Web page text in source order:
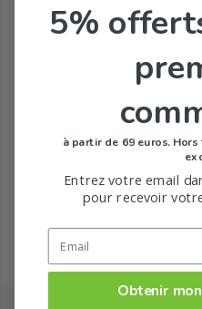
Kelual
offerte
dès 49€ d'achat
5%
à partir de 69 euros.
Entrez votre email
pour recevoir
Obtenir